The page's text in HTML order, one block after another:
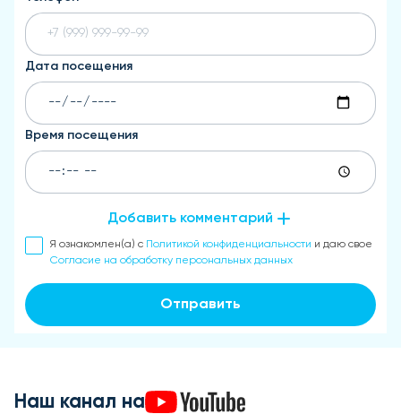
Дата посещения
Время посещения
Добавить комментарий
Я ознакомлен(а) с Политикой конфиденциальности и даю свое
Согласие на обработку персональных данных
Отправить
Наш канал на